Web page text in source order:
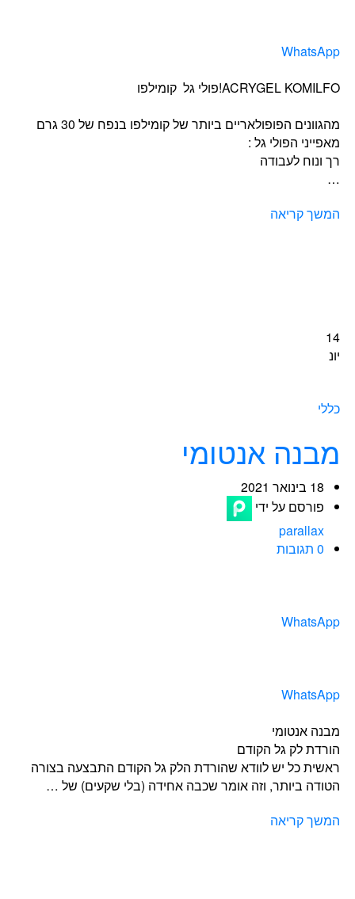
WhatsApp
ACRYGEL KOMILFO!פולי גל קומילפו
מהגוונים הפופולאריים ביותר של קומילפו בנפח של 30 גרם
מאפייני הפולי גל :
רך ונוח לעבודה
…
המשך קריאה
14
יונ
כללי
מבנה אנטומי
18 בינואר 2021
פורסם על ידי
parallax
0 תגובות
WhatsApp
WhatsApp
מבנה אנטומי
הורדת לק גל הקודם
ראשית כל יש לוודא שהורדת הלק גל הקודם התבצעה בצורה
הטודה ביותר, וזה אומר שכבה אחידה (בלי שקעים) של …
המשך קריאה